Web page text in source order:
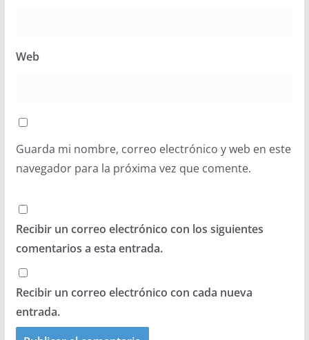
Web
Guarda mi nombre, correo electrónico y web en este
navegador para la próxima vez que comente.
Recibir un correo electrónico con los siguientes
comentarios a esta entrada.
Recibir un correo electrónico con cada nueva
entrada.